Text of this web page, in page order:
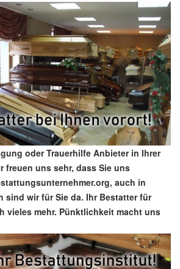
oder Trauerhilfe Anbieter in Ihrer
freuen uns sehr, dass Sie uns
auch in
sind wir für Sie da. Ihr Bestatter für
vieles mehr. Pünktlichkeit macht uns